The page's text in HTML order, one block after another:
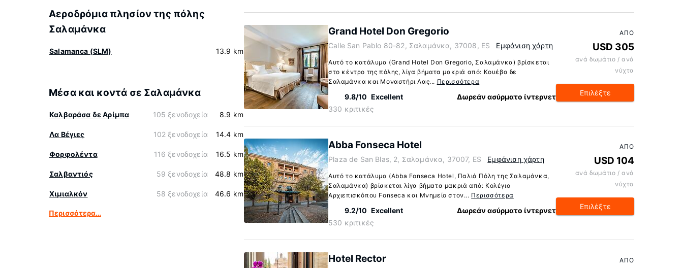
Αεροδρόμια πλησίον της πόλης
Σαλαμάνκα
Salamanca (SLM) 13.9 km
Μέσα και κοντά σε Σαλαμάνκα
Καλβαράσα δε Αρίμπα 105 ξενοδοχεία 8.9 km
Λα Βέγιες 102 ξενοδοχεία 14.4 km
Φορφολέντα 116 ξενοδοχεία 16.5 km
Σαλβαντιός 59 ξενοδοχεία 48.8 km
Χιμιαλκόν 58 ξενοδοχεία 46.6 km
Περισσότερα…
Grand Hotel Don Gregorio
Calle San Pablo 80-82, Σαλαμάνκα, 37008, ES Εμφάνιση χάρτη
Αυτό το κατάλυμα (Grand Hotel Don Gregorio, Σαλαμάνκα) βρίσκεται
στο κέντρο της πόλης, λίγα βήματα μακριά από: Κουέβα δε
Σαλαμάνκα και Μοναστήρι Λας... Περισσότερα
9.8/10 Excellent
330 κριτικές
Δωρεάν ασύρματο ίντερνετ
ΑΠΌ
USD 305
ανά δωμάτιο / ανά
νύχτα
Επιλέξτε
Abba Fonseca Hotel
Plaza de San Blas, 2, Σαλαμάνκα, 37007, ES Εμφάνιση χάρτη
Αυτό το κατάλυμα (Abba Fonseca Hotel, Παλιά Πόλη της Σαλαμάνκα,
Σαλαμάνκα) βρίσκεται λίγα βήματα μακριά από: Κολέγιο
Αρχιεπισκόπου Fonseca και Μνημείο στον... Περισσότερα
9.2/10 Excellent
530 κριτικές
Δωρεάν ασύρματο ίντερνετ
ΑΠΌ
USD 104
ανά δωμάτιο / ανά
νύχτα
Επιλέξτε
Hotel Rector ΑΠΌ